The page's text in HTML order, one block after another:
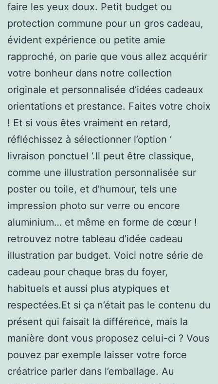
faire les yeux doux. Petit budget ou
protection commune pour un gros cadeau,
évident expérience ou petite amie
rapproché, on parie que vous allez acquérir
votre bonheur dans notre collection
originale et personnalisée d’idées cadeaux
orientations et prestance. Faites votre choix
! Et si vous êtes vraiment en retard,
réfléchissez à sélectionner l’option ‘
livraison ponctuel ‘.Il peut être classique,
comme une illustration personnalisée sur
poster ou toile, et d’humour, tels une
impression photo sur verre ou encore
aluminium… et même en forme de cœur !
retrouvez notre tableau d’idée cadeau
illustration par budget. Voici notre série de
cadeau pour chaque bras du foyer,
habituels et aussi plus atypiques et
respectées.Et si ça n’était pas le contenu du
présent qui faisait la différence, mais la
manière dont vous proposez celui-ci ? Vous
pouvez par exemple laisser votre force
créatrice parler dans l’emballage. Au